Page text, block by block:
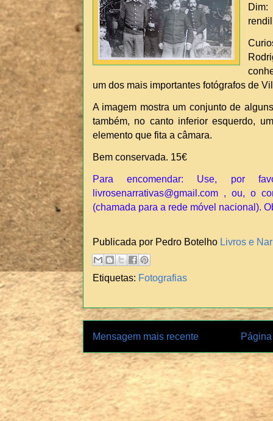
um dos mais importantes fotógrafos de
A imagem mostra um conjunto de
também, no canto inferior esquerdo,
elemento que fita a câmara.
Bem conservada. 15€
Para encomendar: Use, por
livrosenarrativas@gmail.com , ou, o
(chamada para a rede móvel nacional).
Publicada por Pedro Botelho Livros e
Etiquetas: Fotografias
Mensagem mais recente